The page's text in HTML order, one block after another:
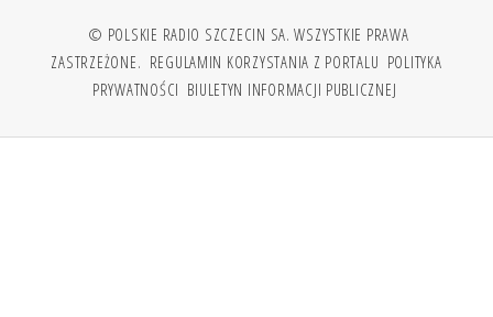
© POLSKIE RADIO SZCZECIN SA. WSZYSTKIE PRAWA
ZASTRZEŻONE. REGULAMIN KORZYSTANIA Z PORTALU POLITYKA
PRYWATNOŚCI BIULETYN INFORMACJI PUBLICZNEJ